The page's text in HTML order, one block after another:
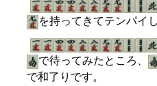
を持ってきてテンパイ
で待ってみたところ、
で和了りです。